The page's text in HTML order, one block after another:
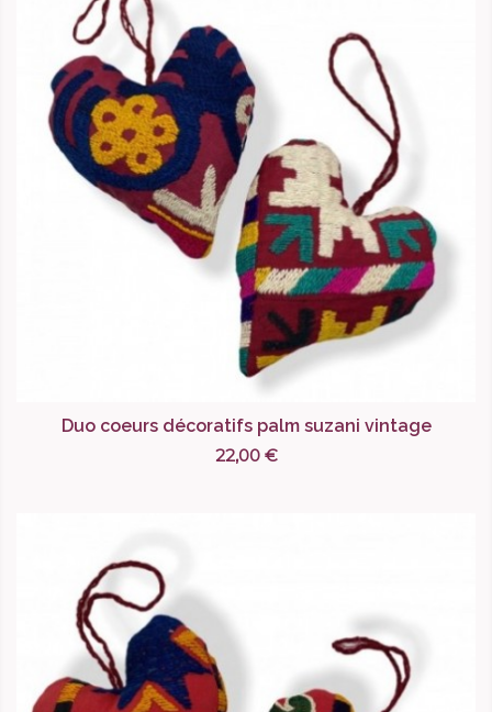
Duo coeurs décoratifs palm suzani vintage
22,00 €